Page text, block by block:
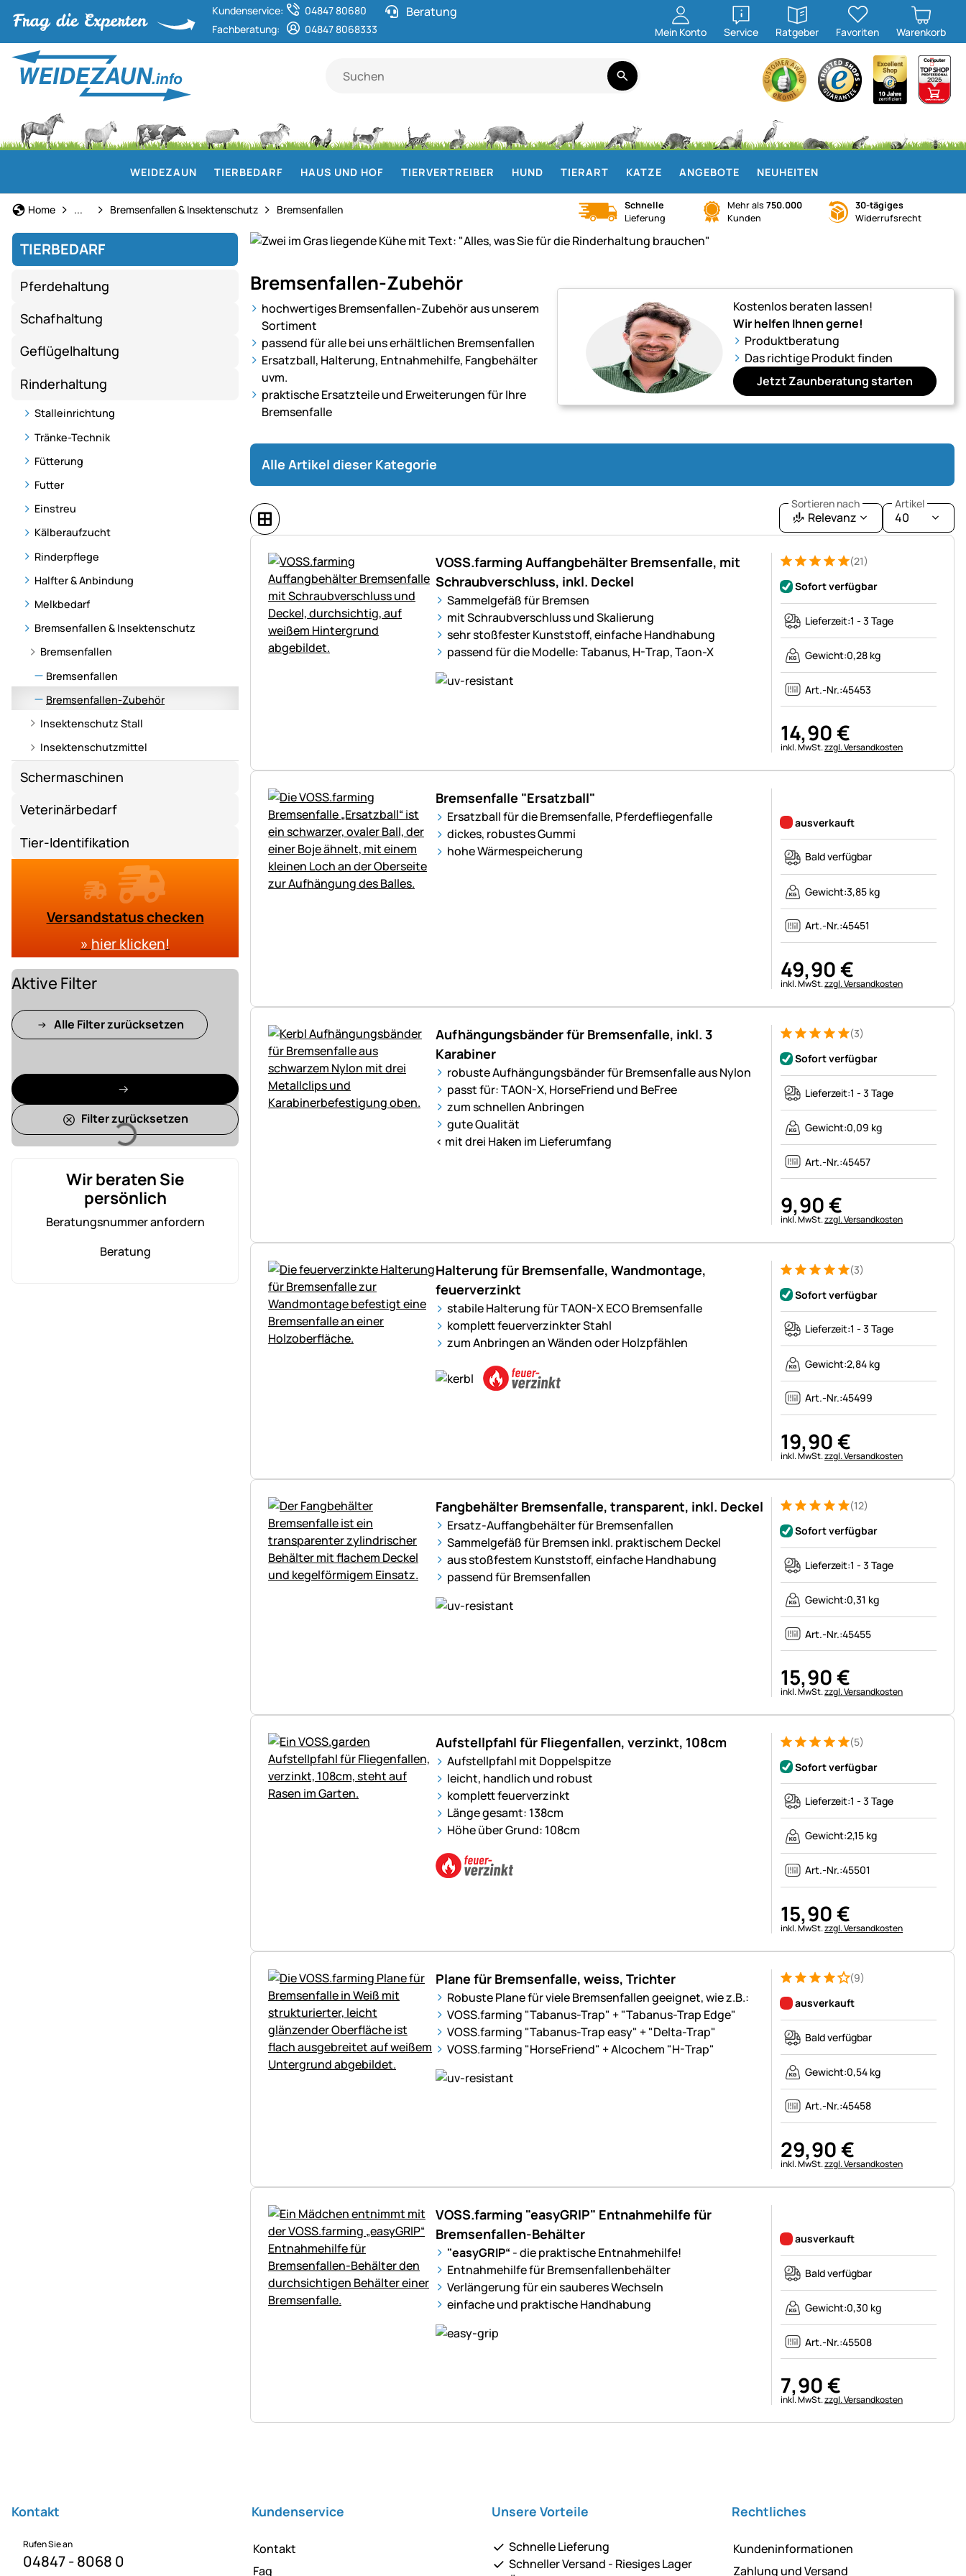
Kundenservice:
04847 80680
Fachberatung:
04847 8068333
Beratung
Mein Konto Service
öffnen
Ratgeber
öffnen
Favoriten Warenkorb
WEIDEZAUN TIERBEDARF HAUS UND HOF TIERVERTREIBER HUND TIERART KATZE ANGEBOTE NEUHEITEN
Home Rinderhaltung
... Bremsenfallen & Insektenschutz Bremsenfallen
Schnelle
Lieferung
Mehr als 750.000
Kunden
30-tägiges
Widerrufsrecht
TIERBEDARF
Pferdehaltung
Schafhaltung
Geflügelhaltung
Rinderhaltung
Stalleinrichtung
Tränke-Technik
Fütterung
Futter
Einstreu
Kälberaufzucht
Rinderpflege
Halfter & Anbindung
Melkbedarf
Bremsenfallen & Insektenschutz
Bremsenfallen
Bremsenfallen
Bremsenfallen-Zubehör
Insektenschutz Stall
Insektenschutzmittel
Schermaschinen
Veterinärbedarf
Tier-Identifikation
Versandstatus checken
» hier klicken!
Lädt
Aktive Filter
Alle Filter zurücksetzen
Filter zurücksetzen
Wir beraten Sie
persönlich
Beratungsnummer anfordern
Beratung
für
eine
gesunde
und
effiziente
Rinderhaltung
–
von
bis
Zubehör.
Bremsenfallen-Zubehör
hochwertiges Bremsenfallen-Zubehör aus unserem
Sortiment
passend für alle bei uns erhältlichen Bremsenfallen
Ersatzball, Halterung, Entnahmehilfe, Fangbehälter
uvm.
praktische Ersatzteile und Erweiterungen für Ihre
Bremsenfalle
Kostenlos beraten lassen!
Wir helfen Ihnen gerne!
Produktberatung
Das richtige Produkt finden
Jetzt Zaunberatung starten
Alle Artikel dieser Kategorie
Sortieren nach
Relevanz
Artikel
40
VOSS.farming Auffangbehälter Bremsenfalle, mit
Schraubverschluss, inkl. Deckel
Sammelgefäß für Bremsen
mit Schraubverschluss und Skalierung
sehr stoßfester Kunststoff, einfache Handhabung
passend für die Modelle: Tabanus, H-Trap, Taon-X
Bewertung: 5 von 5 (21 Bewertungen)
21 Bewertungen(21)
Sofort verfügbar
Lieferzeit:1 - 3 Tage
Gewicht:0,28 kg
Art.-Nr.:45453
14,90€
Steuerhinweis:
inkl. MwSt.zzgl. Versandkosten
Bremsenfalle "Ersatzball"
Ersatzball für die Bremsenfalle, Pferdefliegenfalle
dickes, robustes Gummi
hohe Wärmespeicherung
ausverkauft
Bald verfügbar
Gewicht:3,85 kg
Art.-Nr.:45451
49,90€
Steuerhinweis:
inkl. MwSt.zzgl. Versandkosten
Aufhängungsbänder für Bremsenfalle, inkl. 3
Karabiner
robuste Aufhängungsbänder für Bremsenfalle aus Nylon
passt für: TAON-X, HorseFriend und BeFree
zum schnellen Anbringen
gute Qualität
< mit drei Haken im Lieferumfang
Bewertung: 5 von 5 (3 Bewertungen)
3 Bewertungen (3)
Sofort verfügbar
Lieferzeit:1 - 3 Tage
Gewicht:0,09 kg
Art.-Nr.:45457
9,90€
Steuerhinweis:
inkl. MwSt.zzgl. Versandkosten
Halterung für Bremsenfalle, Wandmontage,
feuerverzinkt
stabile Halterung für TAON-X ECO Bremsenfalle
komplett feuerverzinkter Stahl
zum Anbringen an Wänden oder Holzpfählen
Bewertung: 5 von 5 (3 Bewertungen)
3 Bewertungen (3)
Sofort verfügbar
Lieferzeit:1 - 3 Tage
Gewicht:2,84 kg
Art.-Nr.:45499
19,90€
Steuerhinweis:
inkl. MwSt.zzgl. Versandkosten
Fangbehälter Bremsenfalle, transparent, inkl. Deckel
Ersatz-Auffangbehälter für Bremsenfallen
Sammelgefäß für Bremsen inkl. praktischem Deckel
aus stoßfestem Kunststoff, einfache Handhabung
passend für Bremsenfallen
Bewertung: 5 von 5 (12 Bewertungen)
12 Bewertungen(12)
Sofort verfügbar
Lieferzeit:1 - 3 Tage
Gewicht:0,31 kg
Art.-Nr.:45455
15,90€
Steuerhinweis:
inkl. MwSt.zzgl. Versandkosten
Aufstellpfahl für Fliegenfallen, verzinkt, 108cm
Aufstellpfahl mit Doppelspitze
leicht, handlich und robust
komplett feuerverzinkt
Länge gesamt: 138cm
Höhe über Grund: 108cm
Bewertung: 5 von 5 (5 Bewertungen)
5 Bewertungen (5)
Sofort verfügbar
Lieferzeit:1 - 3 Tage
Gewicht:2,15 kg
Art.-Nr.:45501
15,90€
Steuerhinweis:
inkl. MwSt.zzgl. Versandkosten
Plane für Bremsenfalle, weiss, Trichter
Robuste Plane für viele Bremsenfallen geeignet, wie z.B.:
VOSS.farming "Tabanus-Trap" + "Tabanus-Trap Edge"
VOSS.farming "Tabanus-Trap easy" + "Delta-Trap"
VOSS.farming "HorseFriend" + Alcochem "H-Trap"
Bewertung: 4 von 5 (9 Bewertungen)
9 Bewertungen(9)
ausverkauft
Bald verfügbar
Gewicht:0,54 kg
Art.-Nr.:45458
29,90€
Steuerhinweis:
inkl. MwSt.zzgl. Versandkosten
VOSS.farming "easyGRIP" Entnahmehilfe für
Bremsenfallen-Behälter
"easyGRIP“ - die praktische Entnahmehilfe!
Entnahmehilfe für Bremsenfallenbehälter
Verlängerung für ein sauberes Wechseln
einfache und praktische Handhabung
ausverkauft
Bald verfügbar
Gewicht:0,30 kg
Art.-Nr.:45508
7,90€
Steuerhinweis:
inkl. MwSt.zzgl. Versandkosten
Kontakt
Rufen Sie an
04847 - 8068 0
Kundenservice
Kontakt
Faq
Unsere Vorteile
Schnelle Lieferung
Schneller Versand - Riesiges Lager
Rechtliches
Kundeninformationen
Zahlung und Versand